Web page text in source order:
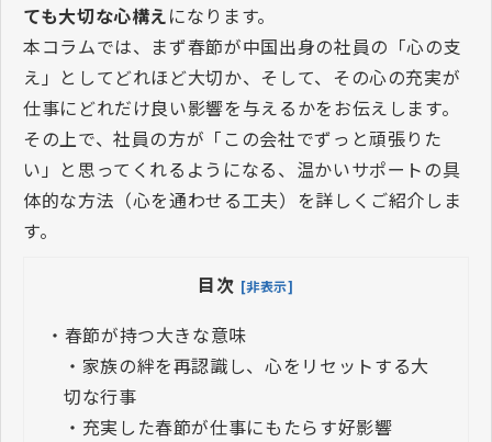
ても大切な心構えになります。
本コラムでは、まず春節が中国出身の社員の「心の支
え」としてどれほど大切か、そして、その心の充実が
仕事にどれだけ良い影響を与えるかをお伝えします。
その上で、社員の方が「この会社でずっと頑張りた
い」と思ってくれるようになる、温かいサポートの具
体的な方法（心を通わせる工夫）を詳しくご紹介しま
す。
目次 [非表示]
・ 春節が持つ大きな意味
・ 家族の絆を再認識し、心をリセットする大
切な行事
・ 充実した春節が仕事にもたらす好影響